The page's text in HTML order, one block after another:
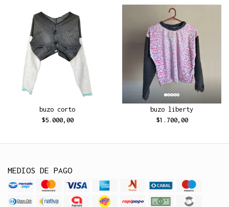
buzo corto
$5.000,00
buzo liberty
$1.700,00
MEDIOS DE PAGO